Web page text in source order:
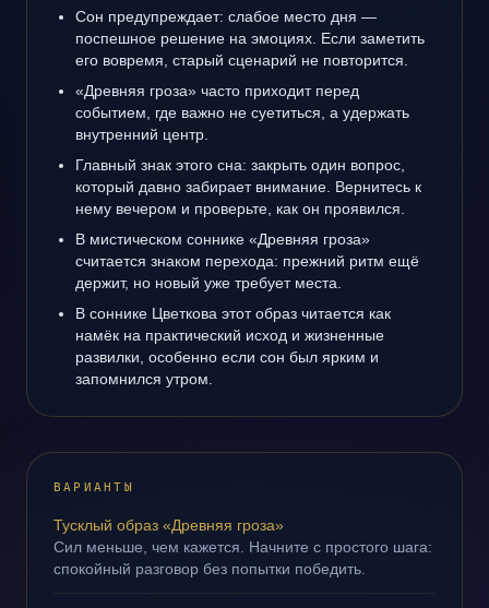
Сон предупреждает: слабое место дня —
поспешное решение на эмоциях. Если заметить
его вовремя, старый сценарий не повторится.
«Древняя гроза» часто приходит перед
событием, где важно не суетиться, а удержать
внутренний центр.
Главный знак этого сна: закрыть один вопрос,
который давно забирает внимание. Вернитесь к
нему вечером и проверьте, как он проявился.
В мистическом соннике «Древняя гроза»
считается знаком перехода: прежний ритм ещё
держит, но новый уже требует места.
В соннике Цветкова этот образ читается как
намёк на практический исход и жизненные
развилки, особенно если сон был ярким и
запомнился утром.
ВАРИАНТЫ
Тусклый образ «Древняя гроза»
Сил меньше, чем кажется. Начните с простого шага:
спокойный разговор без попытки победить.